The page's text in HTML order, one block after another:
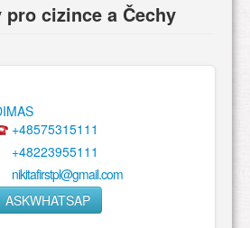
cizince a Čechy
+48575315111
+48223955111
nikitafirstpl@gmail.com
ASKWHATSAP